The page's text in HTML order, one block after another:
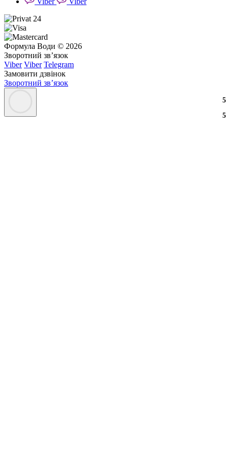
3
3
2
2
3
3
5
5
Формула Води © 2026
Зворотний зв’язок
Viber Viber Telegram
Замовити дзвінок
Зворотний зв’язок